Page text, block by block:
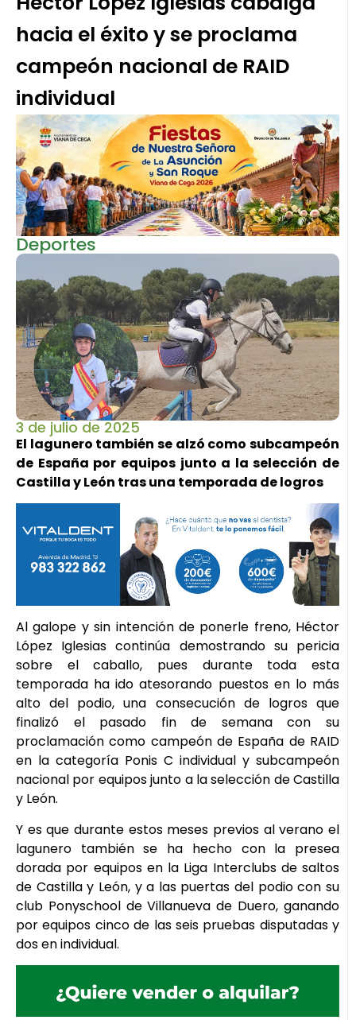
hacia el éxito y se proclama
campeón nacional de RAID
individual
Deportes
3 de julio de 2025
El lagunero también se alzó como subcampeón
de España por equipos junto a la selección de
Castilla y León tras una temporada de logros
Al galope y sin intención de ponerle freno, Héctor
López Iglesias continúa demostrando su pericia
sobre el caballo, pues durante toda esta
temporada ha ido atesorando puestos en lo más
alto del podio, una consecución de logros que
finalizó el pasado fin de semana con su
proclamación como campeón de España de RAID
en la categoría Ponis C individual y subcampeón
nacional por equipos junto a la selección de Castilla
y León.
Y es que durante estos meses previos al verano el
lagunero también se ha hecho con la presea
dorada por equipos en la Liga Interclubs de saltos
de Castilla y León, y a las puertas del podio con su
club Ponyschool de Villanueva de Duero, ganando
por equipos cinco de las seis pruebas disputadas y
dos en individual.